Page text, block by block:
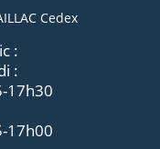
Cedex
:
:
17h30
17h00